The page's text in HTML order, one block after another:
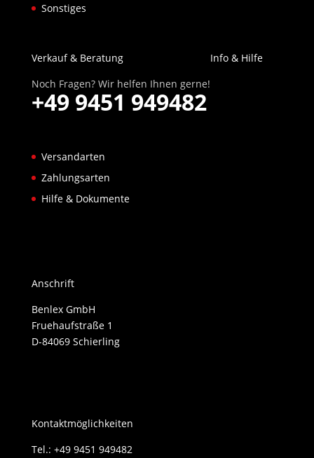
Sonstiges
Verkauf & Beratung
Noch Fragen? Wir helfen Ihnen gerne!
+49 9451 949482
Info & Hilfe
Versandarten
Zahlungsarten
Hilfe & Dokumente
Anschrift
Benlex GmbH
Fruehaufstraße 1
D-84069 Schierling
Kontaktmöglichkeiten
Tel.: +49 9451 949482